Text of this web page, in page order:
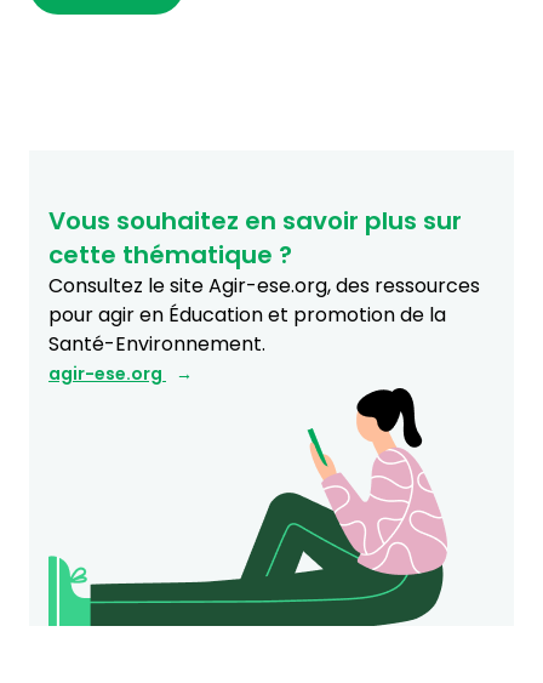
Vous souhaitez en savoir plus sur
cette thématique ?
Consultez le site Agir-ese.org, des ressources
pour agir en Éducation et promotion de la
Santé-Environnement.
agir-ese.org